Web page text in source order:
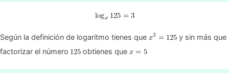
Según la definición de logaritmo tienes que
y sin más que
factorizar el número
obtienes que